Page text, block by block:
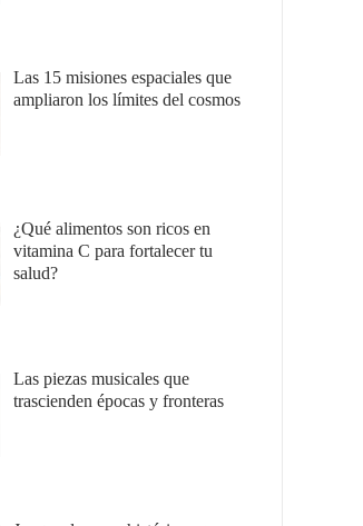
Las 15 misiones espaciales que
ampliaron los límites del cosmos
¿Qué alimentos son ricos en
vitamina C para fortalecer tu
salud?
Las piezas musicales que
trascienden épocas y fronteras